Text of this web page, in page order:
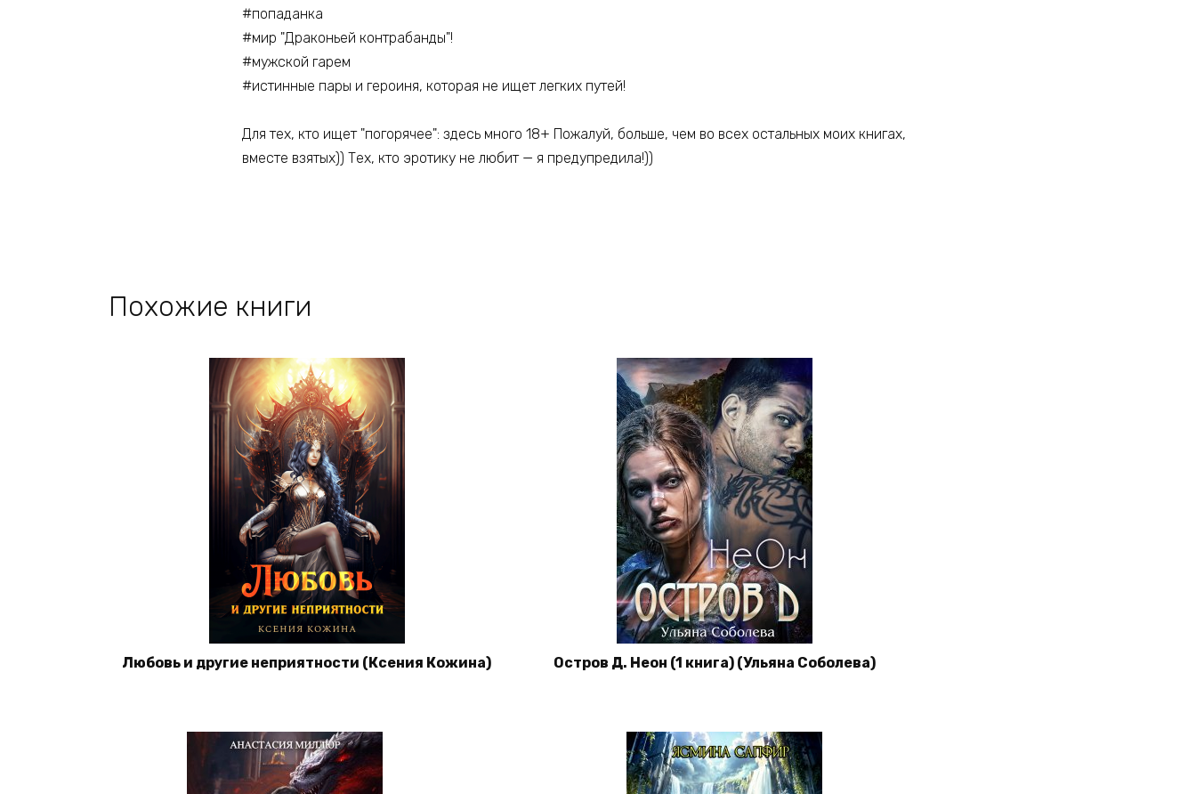
#попаданка
#мир "Драконьей контрабанды"!
#мужской гарем
#истинные пары и героиня, которая не ищет легких путей!
Для тех, кто ищет "погорячее": здесь много 18+ Пожалуй, больше, чем во всех остальных моих книгах,
вместе взятых)) Тех, кто эротику не любит — я предупредила!))
Похожие книги
Любовь и другие неприятности (Ксения Кожина) Остров Д. Неон (1 книга) (Ульяна Соболева)